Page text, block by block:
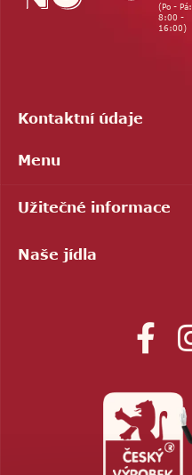
(Po - Pá:
8:00 -
16:00)
Kontaktní údaje
Menu
Užitečné informace
Naše jídla